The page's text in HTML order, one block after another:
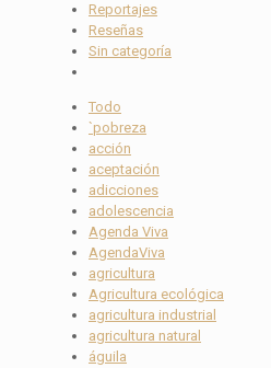
Reportajes
Reseñas
Sin categoría
Todo
`pobreza
acción
aceptación
adicciones
adolescencia
Agenda Viva
AgendaViva
agricultura
Agricultura ecológica
agricultura industrial
agricultura natural
águila